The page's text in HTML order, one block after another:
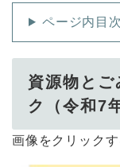
ページ内目次
資源物とご
ク（令和7
画像をクリック